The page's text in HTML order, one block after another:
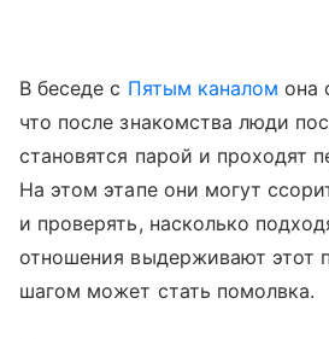
В беседе с Пятым каналом она
что после знакомства люди
становятся парой и проходят
На этом этапе они могут
и проверять, насколько
отношения выдерживают этот
шагом может стать помолвка.